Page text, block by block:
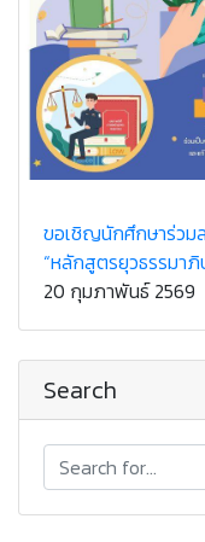
ขอเชิญนักศึกษาร่วม
“หลักสูตรยุวธรรมา
20 กุมภาพันธ์ 2569
Search